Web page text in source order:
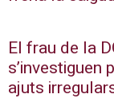
El frau de la
s’investiguen
ajuts